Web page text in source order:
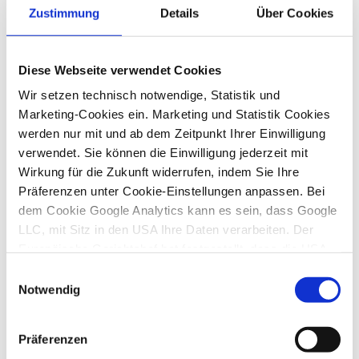
Zustimmung Details Über Cookies
Diese Webseite verwendet Cookies
Wir setzen technisch notwendige, Statistik und
Marketing-Cookies ein. Marketing und Statistik Cookies
werden nur mit und ab dem Zeitpunkt Ihrer Einwilligung
verwendet. Sie können die Einwilligung jederzeit mit
Wirkung für die Zukunft widerrufen, indem Sie Ihre
Präferenzen unter Cookie-Einstellungen anpassen. Bei
dem Cookie Google Analytics kann es sein, dass Google
LLC, mit Sitz in den USA Ihre Daten verarbeiten. Der
besteht daher vor allem das Risiko, dass Ihre Daten dem
Überwachungszwecken unterliegen und keine wirksamen
Rechtsbehelfe zur Verfügung stehen. Mit Ihrem Klick auf
Notwendig
Präferenzen
IGEL Real Software - von der
Vorschreibung bis zur Steuererklärung.

LOHNVERRECHNUNG
Software für die automatisierte